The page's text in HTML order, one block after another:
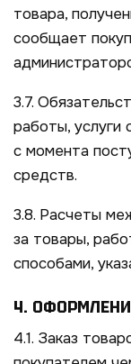
товара,
сообщает
3.7.
работы, услуги
с момента
средств.
3.8. Расчеты
за товары,
способами,
4.
4.1. Заказ